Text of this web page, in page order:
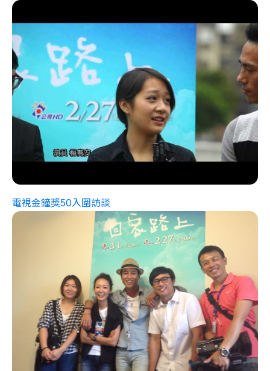
電視金鐘獎50入圍訪談